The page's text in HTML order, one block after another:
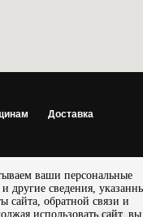
Доставка
ваши персональные
другие сведения,
сайта, обратной связи и
использовать сайт, вы